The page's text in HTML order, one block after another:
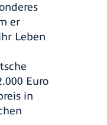
er
Leben
Euro
in